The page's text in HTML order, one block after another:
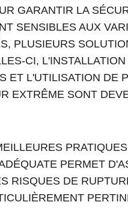
GARANTIR LA
SENSIBLES AUX
PLUSIEURS
CI, L'INSTALLATION
ET L'UTILISATION DE
EXTRÊME SONT
PERMET
RISQUES DE